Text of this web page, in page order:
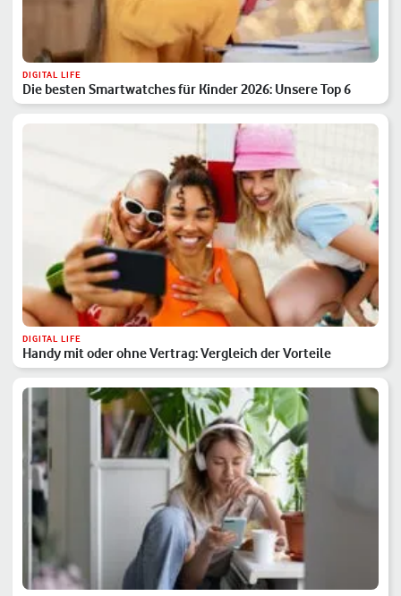
DIGITAL LIFE
Die besten Smartwatches für Kinder 2026: Unsere Top 6
DIGITAL LIFE
Handy mit oder ohne Vertrag: Vergleich der Vorteile